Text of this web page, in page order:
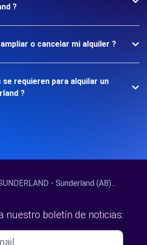
?
o cancelar mi alquiler ?
requieren para alquilar un
?
- Sunderland (AB)...
nuestro boletín de noticias: